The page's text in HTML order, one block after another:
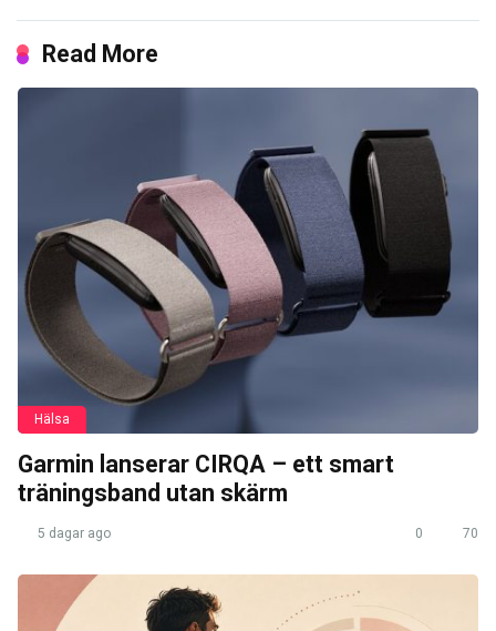
Read More
Hälsa
Garmin lanserar CIRQA – ett smart
träningsband utan skärm
5 dagar ago 0 70